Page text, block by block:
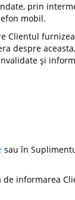
prin
mobil.
Clientul
despre
și
sau în
de informarea